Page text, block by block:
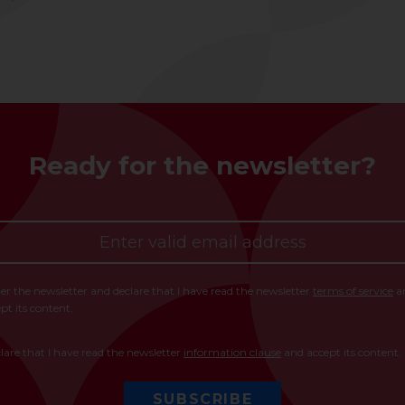
Ready for the newsletter?
the newsletter and declare that I have read the newsletter terms of service
its content.
that I have read the newsletter information clause and accept its content.
SUBSCRIBE